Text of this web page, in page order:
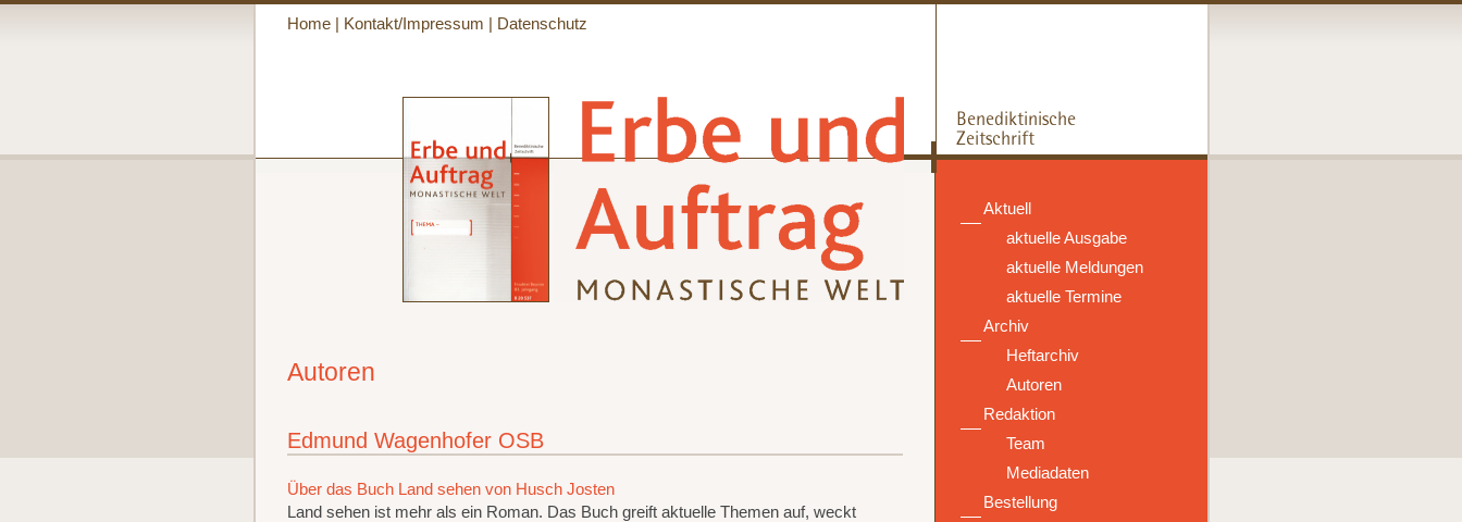
Home| Kontakt/Impressum Datenschutz
Aktuell
aktuelle Ausgabe
aktuelle Meldungen
aktuelle Termine
Archiv
Heftarchiv
Autoren
Redaktion
Team
Mediadaten
Bestellung
Autoren
Edmund Wagenhofer OSB
Über das Buch Land sehen von Husch Josten
Land sehen ist mehr als ein Roman. Das Buch greift aktuelle Themen auf, weckt